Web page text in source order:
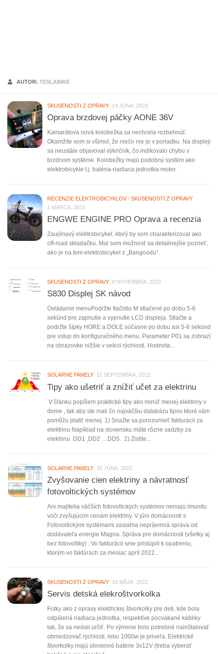
AUTOR: TESLABIKE
SKUSENOSTI Z OPRAVY 14 JÚNA, 2023
Oprava brzdovej páčky AONE 36V
Kamarátova nová kolobežka sa nechcela rozbehnúť.
Okamžite som si všimol, že niečo nie je v poriadku. Na displeji
sa neustále objavoval výkričník, čo indikovalo chybu v
brzdnom systéme. Kolobežky majú podobný systém ako
elektrobicykle t.j. batéria-riadiaca jednotka-motor.
RECENZIE ELEKTROBICYKLOV/ SKUSENOSTI Z OPRAVY
1 MARCA, 2023
ENGWE ENGINE PRO Oprava a recenzia
Zaujímavý elektrobicykel, ktorý by som charakterizoval ako
off-road skladačku. Mal som možnosť sa detailnejšie pozrieť,
ako je na tom elektrobicykel z „Bangoodu“.
SKUSENOSTI Z OPRAVY 8 NOVEMBRA, 2022
S830 Displej SK návod
Ovládanie menuPodržte tlačidlo M stlačené po dobu 5-6
sekúnd pre zapnutie a vypnutie LCD displeja. Stlačte a
podržte šípky HORE a DOLE súčasne po dobu asi 5-6 sekúnd
pre vstup do konfiguračného menu. Parameter P01 sa zobrazí
na obrazovke nižšie v sekcii rýchlosti. Hodnota...
SOLARNE PANELY 12 SEPTEMBRA, 2022
Tipy ako ušetriť a znížiť učet za elektrinu
V článku popíšem praktické tipy ako minúť menej elektriny v
dome , tak aby ste mali čo najväčšiu databázu tipov ktoré vám
pomôžu platiť menej. 1) Snažte sa porozumieť fakturácii za
elektrinu Napíklad na slovensku máte rôzne sadzby za
elektrinu DD1 ,DD2 …DD5. 2) Zistite...
SOLARNE PANELY 30 JÚNA, 2022
Zvyšovanie cien elektriny a návratnosť
fotovoltických systémov
Ani majitelia väčších fotovoltických systémov nemajú imunitu
voči zvyšujúcim cenám elektriny. V júni domácnosti s
Fotovoltickými systémami zasiahla nepríjemná správa od
dodávateľa energie Magna. Správa pre domácnosti (všetky aj
bez fotovoltiky) : Vo fakturácii sme pristúpili k opatreniu,
ktorým vo faktúrach za mesiac apríl 2022...
SKUSENOSTI Z OPRAVY 16 MÁJA, 2022
Servis detská elekroštvorkolka
Fotky ako z opravy elektrickej štvorkolky pre deti, kde bola
odpálená riadiaca jednotka, respektíve pocvakané kábliky
tak, že sa nedali určiť. Po výmene bolo potrebné nainštalovať
obmedzovač rýchlosti, lebo 1000w je priveľa. Elektrické
štvorkolky majú olovenné batérie 3x12V (treba vyberať